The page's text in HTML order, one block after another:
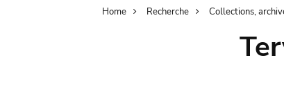
Breadcrumb
Home Recherche Collections,